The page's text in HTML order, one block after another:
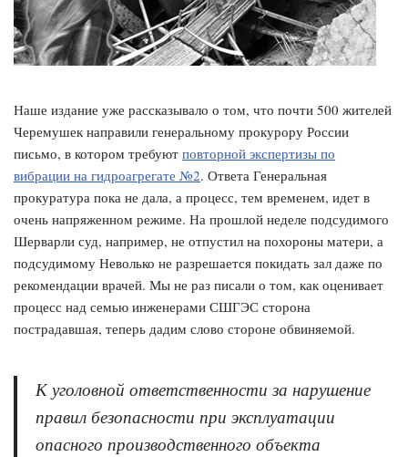
Наше издание уже рассказывало о том, что почти 500 жителей
Черемушек направили генеральному прокурору России
письмо, в котором требуют повторной экспертизы по
вибрации на гидроагрегате №2. Ответа Генеральная
прокуратура пока не дала, а процесс, тем временем, идет в
очень напряженном режиме. На прошлой неделе подсудимого
Шерварли суд, например, не отпустил на похороны матери, а
подсудимому Неволько не разрешается покидать зал даже по
рекомендации врачей. Мы не раз писали о том, как оценивает
процесс над семью инженерами СШГЭС сторона
пострадавшая, теперь дадим слово стороне обвиняемой.
К уголовной ответственности за нарушение
правил безопасности при эксплуатации
опасного производственного объекта